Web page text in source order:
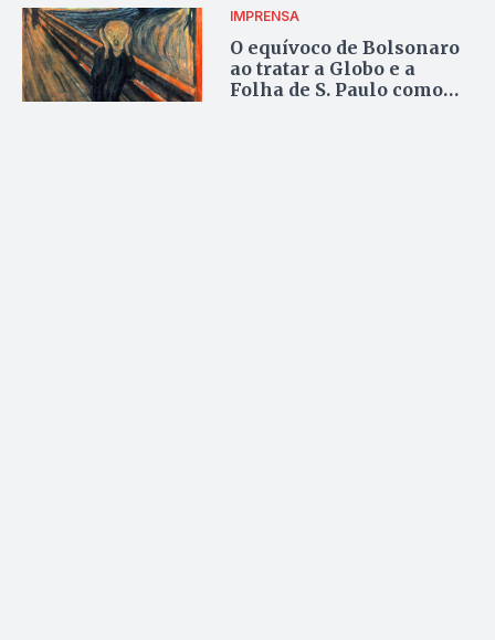
IMPRENSA
O equívoco de Bolsonaro
ao tratar a Globo e a
Folha de S. Paulo como